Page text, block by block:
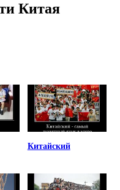
Китая
Китайский